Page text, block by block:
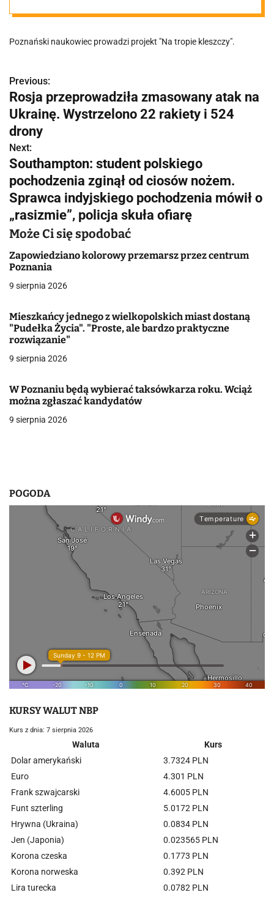
że w mieście
jest ich mniej
Poznański naukowiec prowadzi projekt "Na tropie kleszczy".
N
a
w
i
g
a
c
j
a
w
p
i
s
u
Previous:
Rosja przeprowadziła zmasowany atak na
Ukrainę. Wystrzelono 22 rakiety i 524
drony
Next:
Southampton: student polskiego
pochodzenia zginął od ciosów nożem.
Sprawca indyjskiego pochodzenia mówił o
„rasizmie”, policja skuła ofiarę
Może Ci się spodobać
Zapowiedziano kolorowy przemarsz przez centrum
Poznania
9 sierpnia 2026
Mieszkańcy jednego z wielkopolskich miast dostaną
"Pudełka Życia". "Proste, ale bardzo praktyczne
rozwiązanie"
9 sierpnia 2026
W Poznaniu będą wybierać taksówkarza roku. Wciąż
można zgłaszać kandydatów
9 sierpnia 2026
POGODA
KURSY WALUT NBP
Kurs z dnia: 7 sierpnia 2026
Waluta
Kurs
Dolar amerykański
3.7324 PLN
Euro
4.301 PLN
Frank szwajcarski
4.6005 PLN
Funt szterling
5.0172 PLN
Hrywna (Ukraina)
0.0834 PLN
Jen (Japonia)
0.023565 PLN
Korona czeska
0.1773 PLN
Korona norweska
0.392 PLN
Lira turecka
0.0782 PLN